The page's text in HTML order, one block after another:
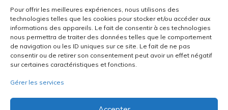
Pour offrir les meilleures expériences, nous utilisons des
technologies telles que les cookies pour stocker et/ou accéder aux
informations des appareils. Le fait de consentir à ces technologies
nous permettra de traiter des données telles que le comportement
de navigation ou les ID uniques sur ce site. Le fait de ne pas
consentir ou de retirer son consentement peut avoir un effet négatif
sur certaines caractéristiques et fonctions.
Gérer les services
Bons Plans en Île Maurice